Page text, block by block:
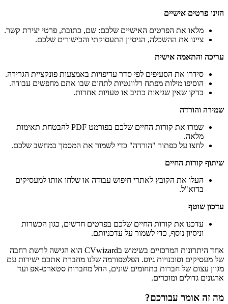
הזינו פרטים אישיים
מלאו את הפרטים האישיים שלכם: שם, כתובת, פרטי יצירת קשר.
ציינו את ההשכלה, הניסיון התעסוקתי והכישורים שלכם.
עריכה והתאמה אישית
סידרו את הסעיפים לפי סדר עדיפויות באמצעות פונקציית הגרירה.
הוסיפו מילות מפתח רלוונטיות לתחום שבו אתם מחפשים עבודה.
בדקו שאין שגיאות כתיב או טעויות אחרות.
שמירה והורדה
שמרו את קורות החיים שלכם בפורמט PDF להבטחת תאימות
מלאה.
לחצו על כפתור "הורדה" כדי לשמור את המסמך במחשב שלכם.
שיתוף קורות החיים
העלו את הקובץ לאתרי חיפוש עבודה או שלחו אותו למעסיקים
בדוא"ל.
עדכון שוטף
עדכנו את קורות החיים שלכם בפרטים חדשים, כגון הכשרות
וניסיון נוסף, כדי לשמור על עדכניותם.
אחד היתרונות המרכזיים בשימוש בCVwizard הוא הגישה לרשת רחבה
של מעסיקים וסוכנויות גיוס. הפלטפורמה שלנו מחברת אתכם ישירות עם
מגוון עצום של חברות בתחומים שונים, החל מחברות סטארט-אפ ועד
ארגונים גדולים ומוכרים.
מה זה אומר עבורכם?